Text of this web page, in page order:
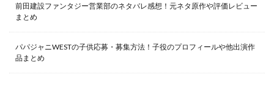
前田建設ファンタジー営業部のネタバレ感想！元ネタ原作や評価レビュー
まとめ
パパジャニWESTの子供応募・募集方法！子役のプロフィールや他出演作
品まとめ